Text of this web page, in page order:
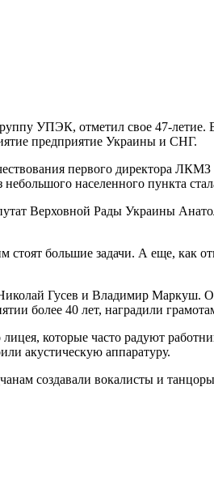
УПЭК, отметил свое 47-летие.
предприятие Украины и СНГ.
первого директора
небольшого населенного пункта
Верховной Рады Украины
большие задачи. А еще, как
Гусев и Владимир Маркуш.
более 40 лет, наградили
которые часто радуют
акустическую аппаратуру.
создавали вокалисты и